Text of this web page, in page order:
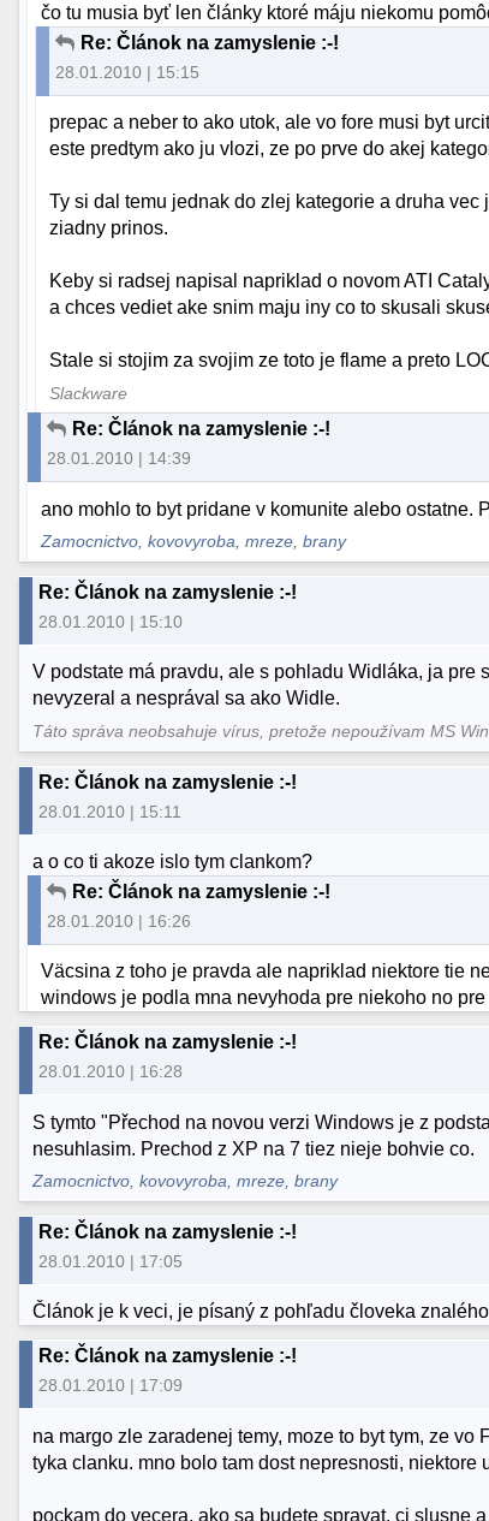
čo tu musia byť len články ktoré máju niekomu
Re: Článok na zamyslenie :-!
28.01.2010 | 15:15
prepac a neber to ako utok, ale vo fore musi byt
este predtym ako ju vlozi, ze po prve do akej
Ty si dal temu jednak do zlej kategorie a druha vec
ziadny prinos.
Keby si radsej napisal napriklad o novom ATI
a chces vediet ake snim maju iny co to skusali
Stale si stojim za svojim ze toto je flame a preto
Slackware
Re: Článok na zamyslenie :-!
28.01.2010 | 14:39
ano mohlo to byt pridane v komunite alebo ostatne.
Zamocnictvo, kovovyroba, mreze, brany
Re: Článok na zamyslenie :-!
28.01.2010 | 15:10
V podstate má pravdu, ale s pohladu Widláka, ja
nevyzeral a nesprával sa ako Widle.
Táto správa neobsahuje vírus, pretože nepoužívam MS
Re: Článok na zamyslenie :-!
28.01.2010 | 15:11
a o co ti akoze islo tym clankom?
Re: Článok na zamyslenie :-!
28.01.2010 | 16:26
Väcsina z toho je pravda ale napriklad niektore tie
windows je podla mna nevyhoda pre niekoho no
Re: Článok na zamyslenie :-!
28.01.2010 | 16:28
S tymto "Přechod na novou verzi Windows je z
nesuhlasim. Prechod z XP na 7 tiez nieje bohvie co.
Zamocnictvo, kovovyroba, mreze, brany
Re: Článok na zamyslenie :-!
28.01.2010 | 17:05
Článok je k veci, je písaný z pohľadu človeka
Re: Článok na zamyslenie :-!
28.01.2010 | 17:09
na margo zle zaradenej temy, moze to byt tym, ze
tyka clanku. mno bolo tam dost nepresnosti,
pockam do vecera, ako sa budete spravat. ci slusne